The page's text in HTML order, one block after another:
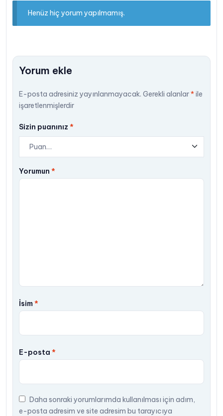
Henüz hiç yorum yapılmamış.
Yorum ekle
E-posta adresiniz yayınlanmayacak. Gerekli alanlar*ile
işaretlenmişlerdir
Sizin puanınız *
Yorumun *
İsim*
E-posta *
Daha sonraki yorumlarımda kullanılması için adım,
e-posta adresim ve site adresim bu tarayıcıya